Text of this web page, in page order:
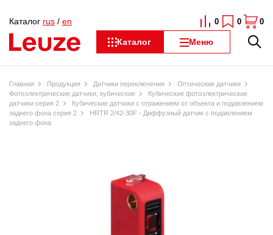
Каталог Меню
Каталог rus / en 0 0 0
Главная Продукция Датчики переключения
Оптические датчики
Фотоэлектрические датчики, кубические
Кубические фотоэлектрические
датчики серия 2
Кубические датчики с отражением от объекта и подавлением
заднего фона серия 2
HRTR 2/42-30F - Диффузный датчик с подавлением
заднего фона